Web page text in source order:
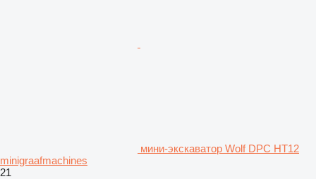
мини-экскаватор Wolf DPC HT12
minigraafmachines
21